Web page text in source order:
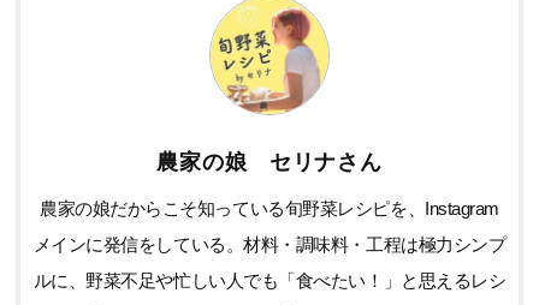
農家の娘 セリナさん
農家の娘だからこそ知っている旬野菜レシピを、Instagram
メインに発信をしている。材料・調味料・工程は極力シンプ
ルに、野菜不足や忙しい人でも「食べたい！」と思えるレシ